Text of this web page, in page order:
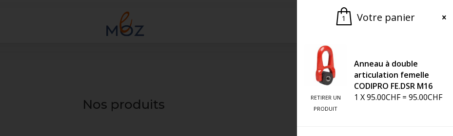
Demander une offre
Nos produits
1 Votre panier
RETIRER UN
PRODUIT
Anneau à double
articulation femelle
CODIPRO FE.DSR M16
1 X95.00CHF = 95.00CHF